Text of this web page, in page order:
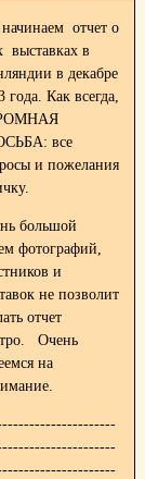
отчет о
выставках в
в декабре
года. Как всегда,
все
и пожелания
большой
фотографий,
и
не позволит
отчет
Очень
на